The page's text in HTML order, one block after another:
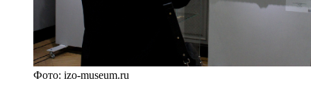
Фото: izo-museum.ru